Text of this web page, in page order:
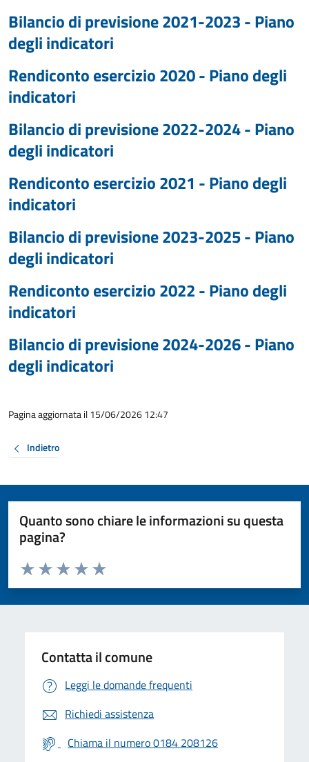
Bilancio di previsione 2021-2023 - Piano
degli indicatori
Rendiconto esercizio 2020 - Piano degli
indicatori
Bilancio di previsione 2022-2024 - Piano
degli indicatori
Rendiconto esercizio 2021 - Piano degli
indicatori
Bilancio di previsione 2023-2025 - Piano
degli indicatori
Rendiconto esercizio 2022 - Piano degli
indicatori
Bilancio di previsione 2024-2026 - Piano
degli indicatori
Pagina aggiornata il 15/06/2026 12:47
Indietro
Quanto sono chiare le informazioni su questa
pagina?
Valuta da 1 a 5 stelle la pagina
Valuta 5 stelle su 5
Valuta 4 stelle su 5
Valuta 3 stelle su 5
Valuta 2 stelle su 5
Valuta 1 stelle su 5
Contatta il comune
Leggi le domande frequenti
Richiedi assistenza
Chiama il numero 0184 208126